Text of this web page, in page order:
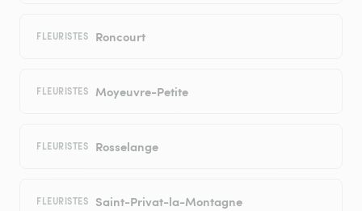
FLEURISTES Roncourt
FLEURISTES Moyeuvre-Petite
FLEURISTES Rosselange
FLEURISTES Saint-Privat-la-Montagne